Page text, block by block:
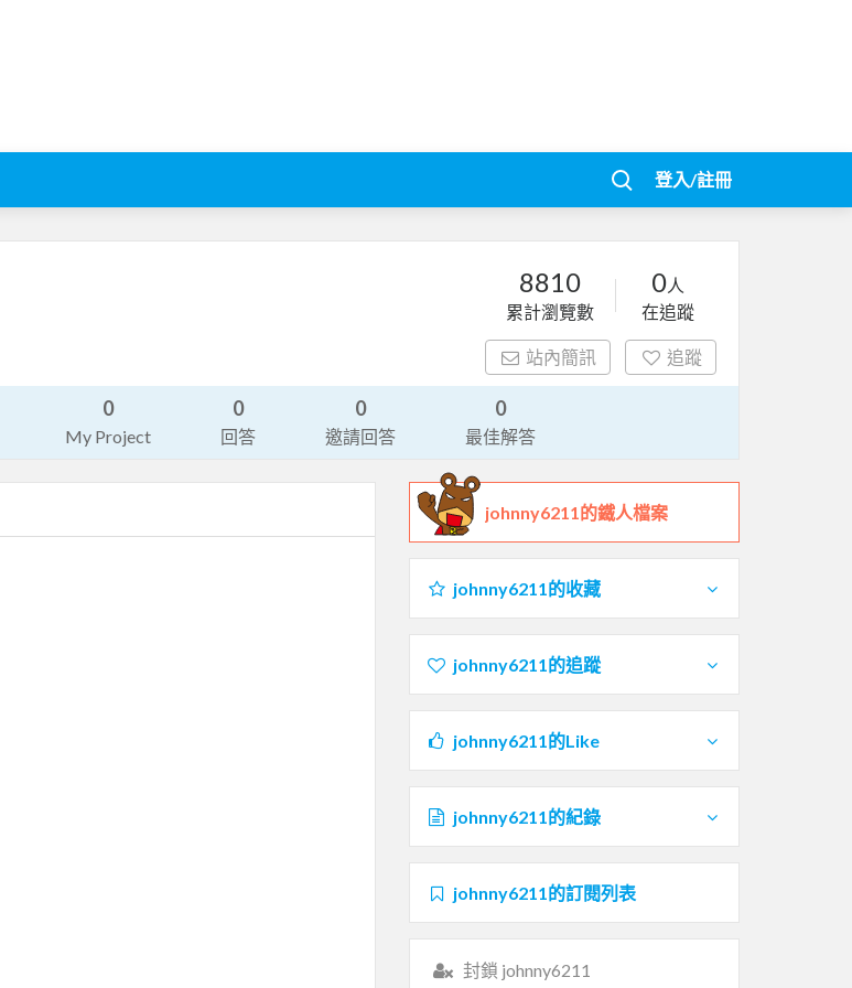
登入/註冊
8810
累計瀏覽數
0人
在追蹤
站內簡訊 追蹤
0
My Project
0
回答
0
邀請回答
0
最佳解答
johnny6211的鐵人檔案
johnny6211的收藏
johnny6211的追蹤
johnny6211的Like
johnny6211的紀錄
johnny6211的訂閱列表
封鎖 johnny6211